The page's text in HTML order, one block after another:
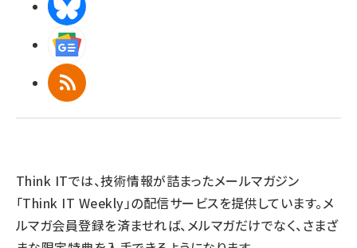
RSS
Think ITでは、技術情報が詰まったメールマガジン
「Think IT Weekly」の配信サービスを提供しています。メ
ルマガ会員登録を済ませれば、メルマガだけでなく、さまざ